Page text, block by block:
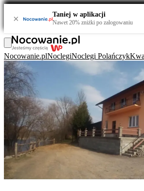
× Taniej w aplikacji
Nawet 20% zniżki po zalogowaniu
Nocowanie.plNoclegiNoclegi Polańczyk